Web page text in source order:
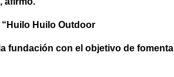
Huilo Outdoor
fundación con el objetivo de